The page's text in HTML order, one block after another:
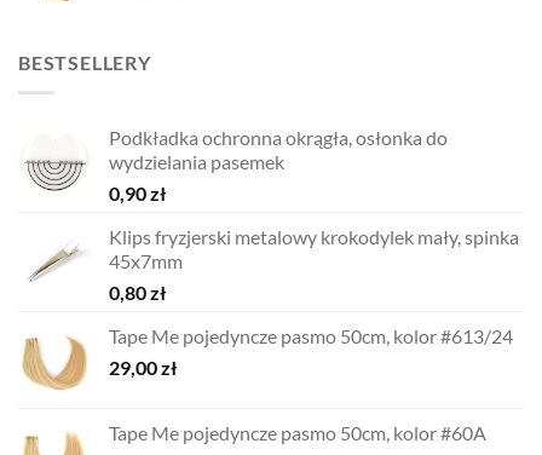
BESTSELLERY
Podkładka ochronna okrągła, osłonka do
wydzielania pasemek
0,90zł
Klips fryzjerski metalowy krokodylek mały, spinka
45x7mm
0,80zł
Tape Me pojedyncze pasmo 50cm, kolor #613/24
29,00zł
Tape Me pojedyncze pasmo 50cm, kolor #60A